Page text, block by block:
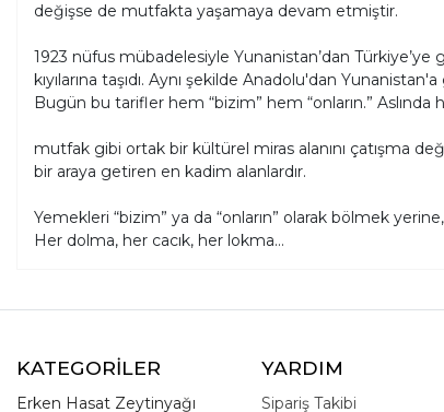
değişse de mutfakta yaşamaya devam etmiştir.
1923 nüfus mübadelesiyle Yunanistan’dan
kıyılarına taşıdı. Aynı şekilde Anadolu'dan
Bugün bu tarifler hem “bizim” hem “onların.” Aslında
mutfak gibi ortak bir kültürel miras alanını çatışma
bir araya getiren en kadim alanlardır.
Yemekleri “bizim” ya da “onların” olarak bölmek
Her dolma, her cacık, her lokma…
KATEGORİLER
Erken Hasat Zeytinyağı
YARDIM
Sipariş Takibi